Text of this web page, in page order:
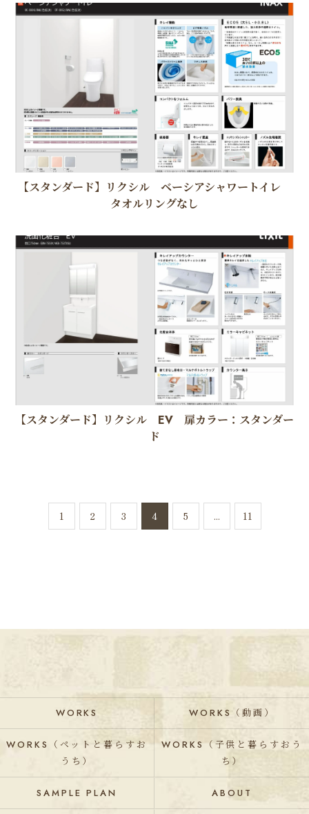
【スタンダード】リクシル ベーシアシャワートイレ
タオルリングなし
【スタンダード】リクシル EV 扉カラー：スタンダー
ド
1 2 3 4 5 ... 11
WORKS WORKS（動画）
WORKS（ペットと暮らすお
うち）
WORKS（子供と暮らすおう
ち）
SAMPLE PLAN ABOUT